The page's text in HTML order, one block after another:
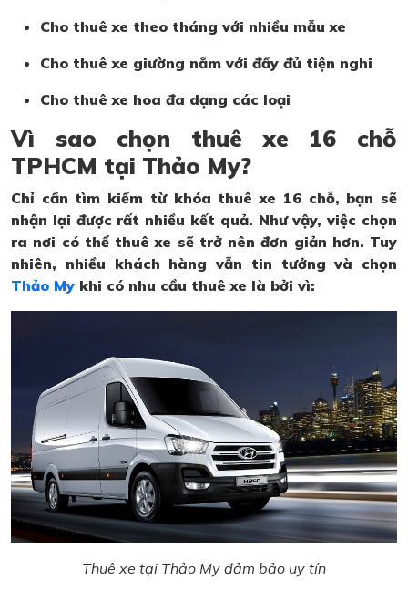
Cho thuê xe theo tháng với nhiều mẫu xe
Cho thuê xe giường nằm với đầy đủ tiện nghi
Cho thuê xe hoa đa dạng các loại
Vì sao chọn thuê xe 16 chỗ
TPHCM tại Thảo My?
Chỉ cần tìm kiếm từ khóa thuê xe 16 chỗ, bạn sẽ
nhận lại được rất nhiều kết quả. Như vậy, việc chọn
ra nơi có thể thuê xe sẽ trở nên đơn giản hơn. Tuy
nhiên, nhiều khách hàng vẫn tin tưởng và chọn
Thảo My khi có nhu cầu thuê xe là bởi vì:
Thuê xe tại Thảo My đảm bảo uy tín